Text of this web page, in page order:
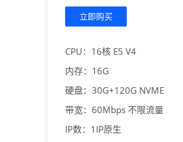
立即购买
CPU：16核 E5 V4
内存：16G
硬盘：30G+120G NVME
带宽：60Mbps 不限流量
IP数：1IP原生